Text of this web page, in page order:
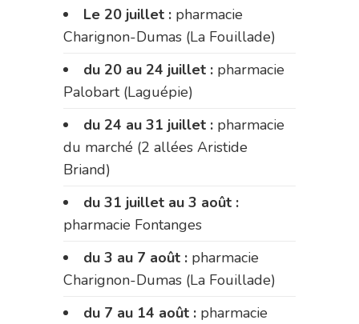
Le 20 juillet : pharmacie
Charignon-Dumas (La Fouillade)
du 20 au 24 juillet : pharmacie
Palobart (Laguépie)
du 24 au 31 juillet : pharmacie
du marché (2 allées Aristide
Briand)
du 31 juillet au 3 août :
pharmacie Fontanges
du 3 au 7 août : pharmacie
Charignon-Dumas (La Fouillade)
du 7 au 14 août : pharmacie